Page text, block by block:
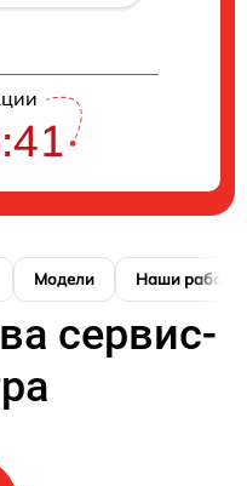
Модели Наши работы
сервис-